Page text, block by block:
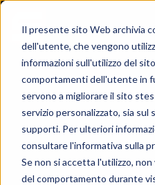
Il presente sito Web archivia
dell'utente, che vengono
informazioni sull'utilizzo del
comportamenti dell'utente in
servono a migliorare il sito
servizio personalizzato, sia
supporti. Per ulteriori
consultare l'informativa sulla
Se non si accetta l'utilizzo,
del comportamento durante